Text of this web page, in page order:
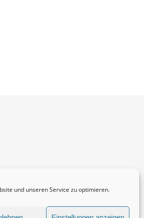
und unseren Service zu optimieren.